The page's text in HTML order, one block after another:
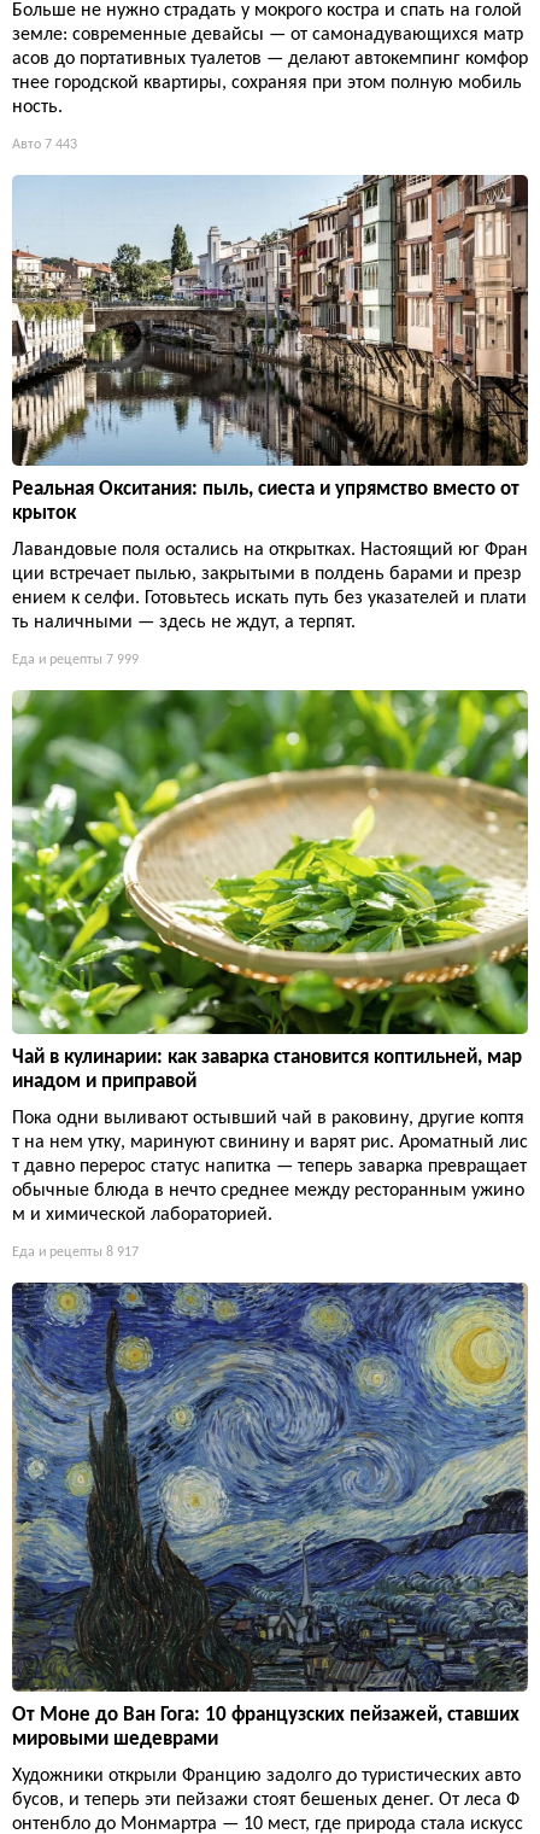
Больше не нужно страдать у мокрого костра и спать на голой
земле: современные девайсы — от самонадувающихся матр
асов до портативных туалетов — делают автокемпинг комфор
тнее городской квартиры, сохраняя при этом полную мобиль
ность.
Авто 7 443
Реальная Окситания: пыль, сиеста и упрямство вместо от
крыток
Лавандовые поля остались на открытках. Настоящий юг Фран
ции встречает пылью, закрытыми в полдень барами и презр
ением к селфи. Готовьтесь искать путь без указателей и плати
ть наличными — здесь не ждут, а терпят.
Еда и рецепты 7 999
Чай в кулинарии: как заварка становится коптильней, мар
инадом и приправой
Пока одни выливают остывший чай в раковину, другие коптя
т на нем утку, маринуют свинину и варят рис. Ароматный лис
т давно перерос статус напитка — теперь заварка превращает
обычные блюда в нечто среднее между ресторанным ужино
м и химической лабораторией.
Еда и рецепты 8 917
От Моне до Ван Гога: 10 французских пейзажей, ставших
мировыми шедеврами
Художники открыли Францию задолго до туристических авто
бусов, и теперь эти пейзажи стоят бешеных денег. От леса Ф
онтенбло до Монмартра — 10 мест, где природа стала искусс